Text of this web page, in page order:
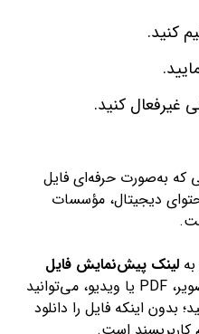
کنید.
غیرفعال کنید.
که به‌صورت حرفه‌ای فایل
دیجیتال، مؤسسات
لینک پیش‌نمایش فایل
اشاره کرد. برای فایل‌هایی مثل تصویر، PDF یا ویدیو، می‌توانید
اینکه فایل را دانلود